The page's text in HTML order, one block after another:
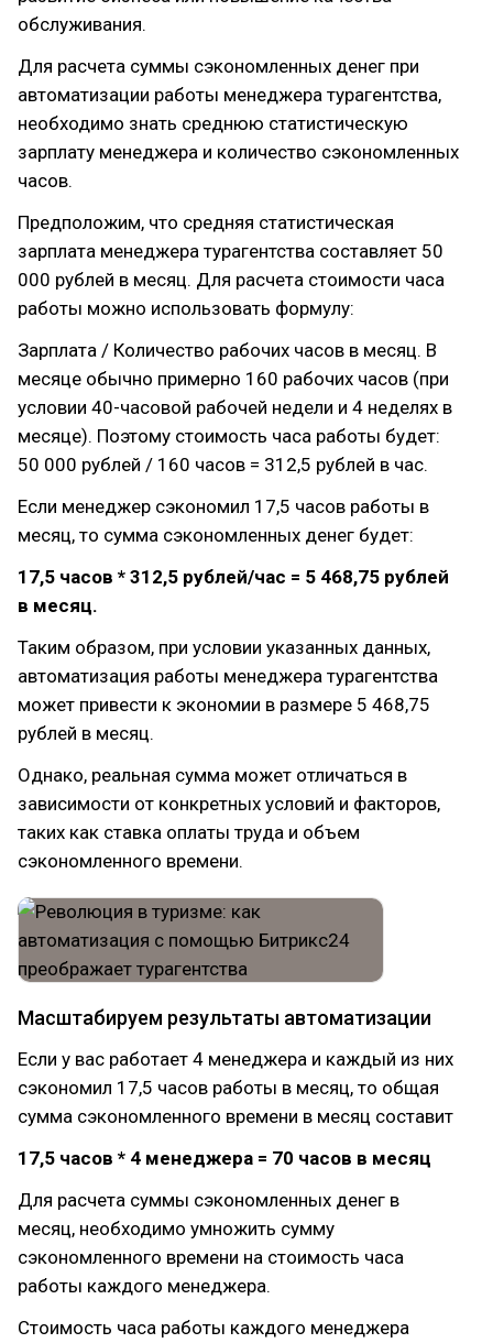
обслуживания.
Для расчета суммы сэкономленных денег при
автоматизации работы менеджера турагентства,
необходимо знать среднюю статистическую
зарплату менеджера и количество сэкономленных
часов.
Предположим, что средняя статистическая
зарплата менеджера турагентства составляет 50
000 рублей в месяц. Для расчета стоимости часа
работы можно использовать формулу:
Зарплата / Количество рабочих часов в месяц. В
месяце обычно примерно 160 рабочих часов (при
условии 40-часовой рабочей недели и 4 неделях в
месяце). Поэтому стоимость часа работы будет:
50 000 рублей / 160 часов = 312,5 рублей в час.
Если менеджер сэкономил 17,5 часов работы в
месяц, то сумма сэкономленных денег будет:
17,5 часов * 312,5 рублей/час = 5 468,75 рублей
в месяц.
Таким образом, при условии указанных данных,
автоматизация работы менеджера турагентства
может привести к экономии в размере 5 468,75
рублей в месяц.
Однако, реальная сумма может отличаться в
зависимости от конкретных условий и факторов,
таких как ставка оплаты труда и объем
сэкономленного времени.
Масштабируем результаты автоматизации
Если у вас работает 4 менеджера и каждый из них
сэкономил 17,5 часов работы в месяц, то общая
сумма сэкономленного времени в месяц составит
17,5 часов * 4 менеджера = 70 часов в месяц
Для расчета суммы сэкономленных денег в
месяц, необходимо умножить сумму
сэкономленного времени на стоимость часа
работы каждого менеджера.
Стоимость часа работы каждого менеджера